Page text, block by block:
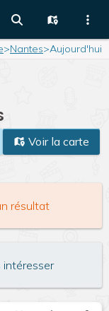
>Nantes>Aujourd'hui
Voir la carte
résultat
intéresser